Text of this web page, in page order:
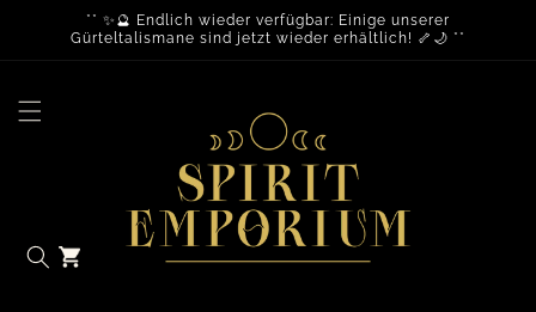
** ✨🔮 Endlich wieder verfügbar: Einige unserer
Gürteltalismane sind jetzt wieder erhältlich! 🦴🌙 **
Warenkorb